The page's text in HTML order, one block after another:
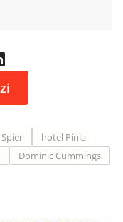
hotel Pinia
Dominic Cummings